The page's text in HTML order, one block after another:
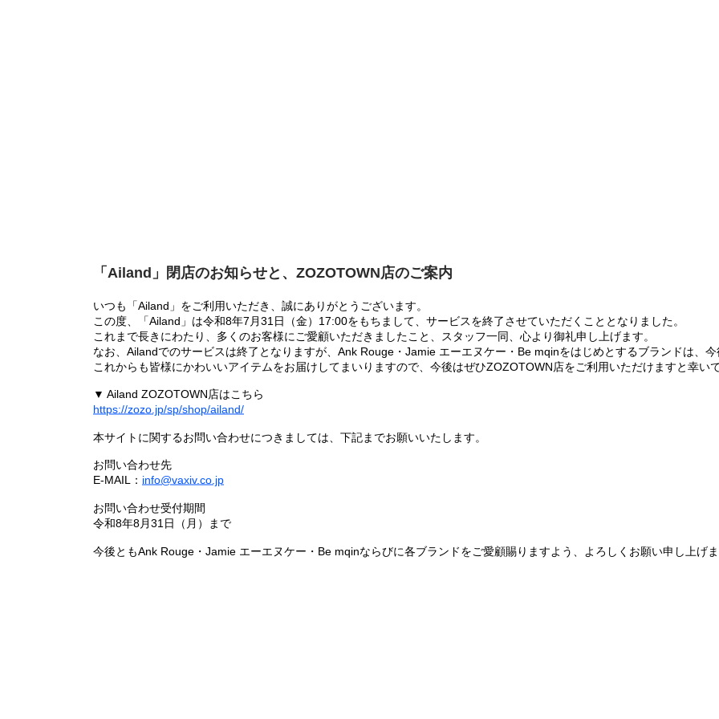
「Ailand」閉店のお知らせと、ZOZOTOWN店のご案内
いつも「Ailand」をご利用いただき、誠にありがとうございます。
この度、「Ailand」は令和8年7月31日（金）17:00をもちまして、サービスを終了させていただくこととなりました。
これまで長きにわたり、多くのお客様にご愛顧いただきましたこと、スタッフ一同、心より御礼申し上げます。
なお、Ailandでのサービスは終了となりますが、Ank Rouge・Jamie エーエヌケー・Be mqinをはじめとするブランドは、
これからも皆様にかわいいアイテムをお届けしてまいりますので、今後はぜひZOZOTOWN店をご利用いただけますと幸いで
▼ Ailand ZOZOTOWN店はこちら
https://zozo.jp/sp/shop/ailand/
本サイトに関するお問い合わせにつきましては、下記までお願いいたします。
お問い合わせ先
E-MAIL： info@vaxiv.co.jp
お問い合わせ受付期間
令和8年8月31日（月）まで
今後ともAnk Rouge・Jamie エーエヌケー・Be mqinならびに各ブランドをご愛顧賜りますよう、よろしくお願い申し上げま